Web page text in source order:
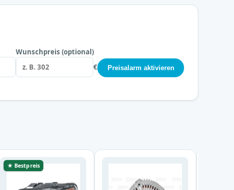
Wunschpreis (optional)
€
Preisalarm aktivieren
★ Bestpreis